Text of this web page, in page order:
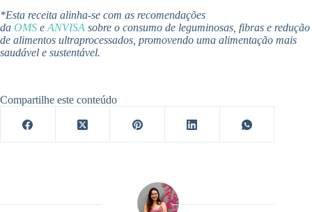
*Esta receita alinha-se com as recomendações
da OMS e ANVISA sobre o consumo de leguminosas, fibras e redução
de alimentos ultraprocessados, promovendo uma alimentação mais
saudável e sustentável.
Compartilhe este conteúdo